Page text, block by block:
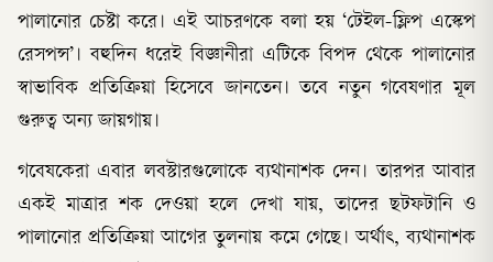
পালানোর চেষ্টা করে। এই আচরণকে বলা হয় ‘টেইল-ফ্লিপ এস্কেপ
রেসপন্স’। বহুদিন ধরেই বিজ্ঞানীরা এটিকে বিপদ থেকে পালানোর
স্বাভাবিক প্রতিক্রিয়া হিসেবে জানতেন। তবে নতুন গবেষণার মূল
গুরুত্ব অন্য জায়গায়।
গবেষকেরা এবার লবস্টারগুলোকে ব্যথানাশক দেন। তারপর আবার
একই মাত্রার শক দেওয়া হলে দেখা যায়, তাদের ছটফটানি ও
পালানোর প্রতিক্রিয়া আগের তুলনায় কমে গেছে। অর্থাৎ, ব্যথানাশক